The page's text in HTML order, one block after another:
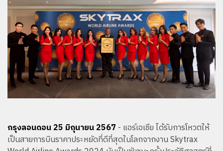
กรุงลอนดอน 25 มิถุนายน 2567 - แอร์เอเชีย ได้รับการโหวตให้
เป็นสายการบินราคาประหยัดที่ดีที่สุดในโลกจากงาน Skytrax